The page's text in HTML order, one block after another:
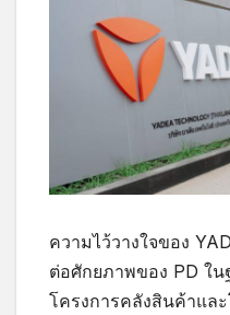
ความไว้วางใจของ
ต่อศักยภาพของ PD ใ
โครงการคลังสินค้าแล